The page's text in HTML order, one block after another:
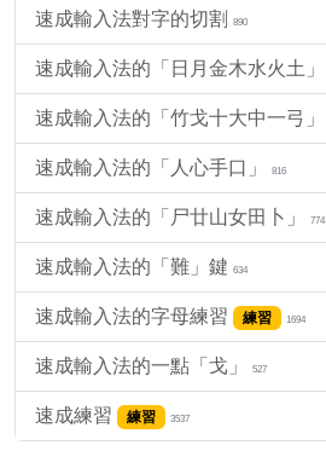
速成輸入法對字的切割 890
速成輸入法的「日月金木水火土」
速成輸入法的「竹戈十大中一弓」
速成輸入法的「人心手口」 816
速成輸入法的「尸廿山女田卜」 774
速成輸入法的「難」鍵 634
速成輸入法的字母練習 練習 1694
速成輸入法的一點「戈」 527
速成練習 練習 3537